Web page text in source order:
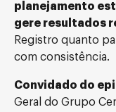
planejamento
gere resultados
Registro quanto
com consistência.
Convidado do
Geral do Grupo